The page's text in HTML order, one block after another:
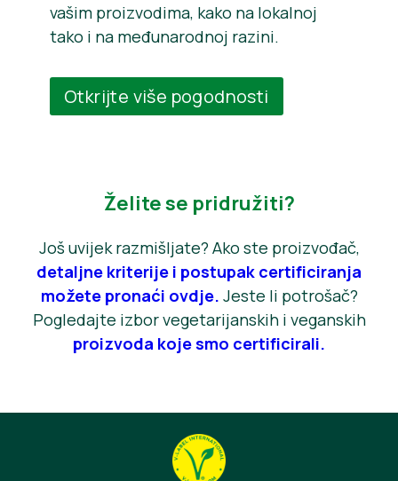
vašim proizvodima, kako na lokalnoj
tako i na međunarodnoj razini.
Otkrijte više pogodnosti
Želite se pridružiti?
Još uvijek razmišljate? Ako ste proizvođač,
detaljne kriterije i postupak certificiranja
možete pronaći ovdje. Jeste li potrošač?
Pogledajte izbor vegetarijanskih i veganskih
proizvoda koje smo certificirali.